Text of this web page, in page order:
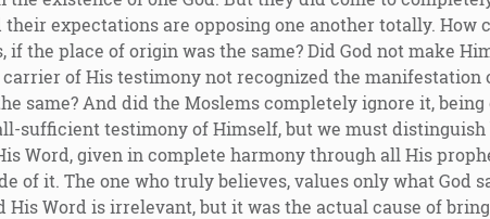
their expectations are opposing one another totally. How
if the place of origin was the same? Did God not make
carrier of His testimony not recognized the manifestation
same? And did the Moslems completely ignore it, being
sufficient testimony of Himself, but we must
Word, given in complete harmony through all His
of it. The one who truly believes, values only what God
His Word is irrelevant, but it was the actual cause of